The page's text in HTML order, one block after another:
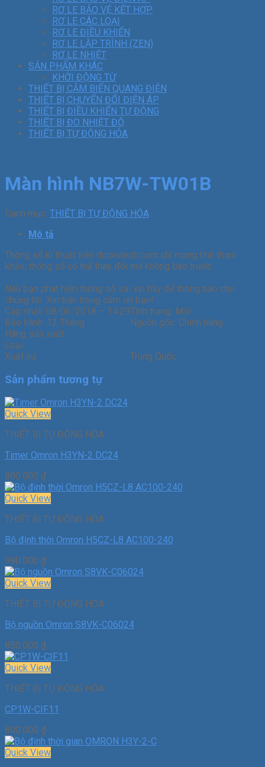
RƠ LE BẢO VỆ KẾT HỢP
RƠ LE CÁC LOẠI
RƠ LE ĐIỀU KHIỂN
RƠ LE LẬP TRÌNH (ZEN)
RƠ LE NHIỆT
SẢN PHẨM KHÁC
KHỞI ĐỘNG TỪ
THIẾT BỊ CẢM BIẾN QUANG ĐIỆN
THIẾT BỊ CHUYỂN ĐỔI ĐIỆN ÁP
THIẾT BỊ ĐIỀU KHIỂN TỰ ĐỘNG
THIẾT BỊ ĐO NHIỆT ĐỘ
THIẾT BỊ TỰ ĐỘNG HÓA
Màn hình NB7W-TW01B
Danh mục: THIẾT BỊ TỰ ĐỘNG HÓA
Mô tả
Thông số kĩ thuật trên ducvutech.com chỉ mang tính tham
khảo, thông số có thể thay đổi mà không báo trước.
Nếu bạn phát hiện thông số sai xin hãy để thông báo cho
chúng tôi. Xin trân trọng cảm ơn bạn!
Cập nhật: 08/06/2018 – 14:29Tình trạng: Mới
Bảo hành: 12 Tháng Nguồn gốc: Chính hãng
Hãng sản xuất
Loại
Xuất xứ
Trung Quốc
Sản phẩm tương tự
Quick View
THIẾT BỊ TỰ ĐỘNG HÓA
Timer Omron H3YN-2 DC24
800.000 ₫
Quick View
THIẾT BỊ TỰ ĐỘNG HÓA
Bộ định thời Omron H5CZ-L8 AC100-240
990.000 ₫
Quick View
THIẾT BỊ TỰ ĐỘNG HÓA
Bộ nguồn Omron S8VK-C06024
850.000 ₫
Quick View
THIẾT BỊ TỰ ĐỘNG HÓA
CP1W-CIF11
800.000 ₫
Quick View